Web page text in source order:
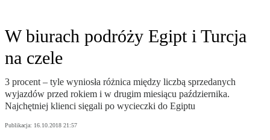
W biurach podróży Egipt i Turcja
na czele
3 procent – tyle wyniosła różnica między liczbą sprzedanych
wyjazdów przed rokiem i w drugim miesiącu października.
Najchętniej klienci sięgali po wycieczki do Egiptu
Publikacja: 16.10.2018 21:57